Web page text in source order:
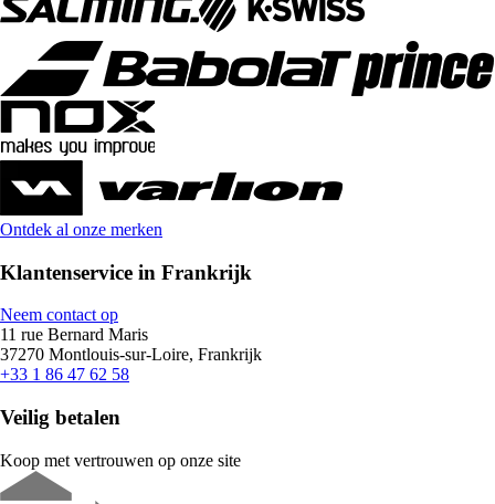
Ontdek al onze merken
Klantenservice in Frankrijk
Neem contact op
11 rue Bernard Maris
37270 Montlouis-sur-Loire, Frankrijk
+33 1 86 47 62 58
Veilig betalen
Koop met vertrouwen op onze site